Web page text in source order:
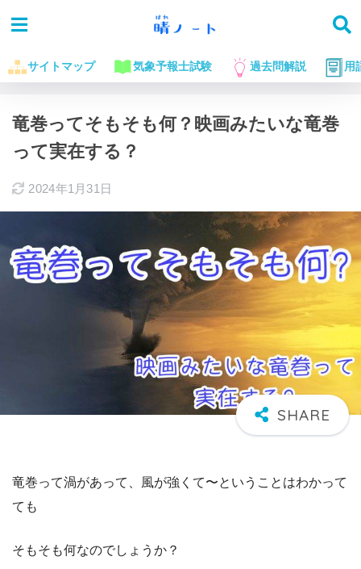
サイトマップ 気象予報士試験 過去問解説 用
ホーム 気象の雑学
竜巻ってそもそも何？映画みたいな竜巻
って実在する？
2024年1月31日
竜巻って渦があって、風が強くて〜ということはわかって
ても
そもそも何なのでしょうか？